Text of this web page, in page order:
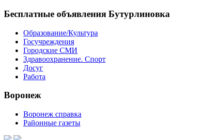
Бесплатные объявления Бутурлиновка
Образование/Культура
Госучреждения
Городские СМИ
Здравоохранение. Спорт
Досуг
Работа
Воронеж
Воронеж справка
Районные газеты